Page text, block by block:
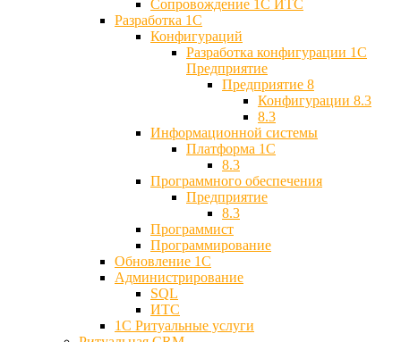
Cопровождение 1С ИТС
Разработка 1C
Конфигураций
Разработка конфигурации 1С
Предприятие
Предприятие 8
Конфигурации 8.3
8.3
Информационной системы
Платформа 1С
8.3
Программного обеспечения
Предприятие
8.3
Программист
Программирование
Обновление 1С
Администрирование
SQL
ИТС
1С Ритуальные услуги